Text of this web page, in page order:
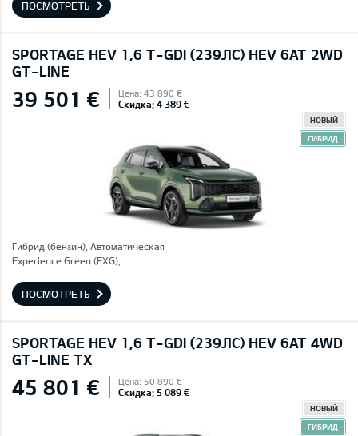
ПОСМОТРЕТЬ
SPORTAGE HEV 1,6 T-GDI (239ЛС) HEV 6AT 2WD
GT-LINE
39 501 € Цена: 43 890 €
Скидка: 4 389 €
НОВЫЙ
ГИБРИД
Гибрид (бензин), Автоматическая
Experience Green (EXG),
ПОСМОТРЕТЬ
SPORTAGE HEV 1,6 T-GDI (239ЛС) HEV 6AT 4WD
GT-LINE TX
45 801 € Цена: 50 890 €
Скидка: 5 089 €
НОВЫЙ
ГИБРИД